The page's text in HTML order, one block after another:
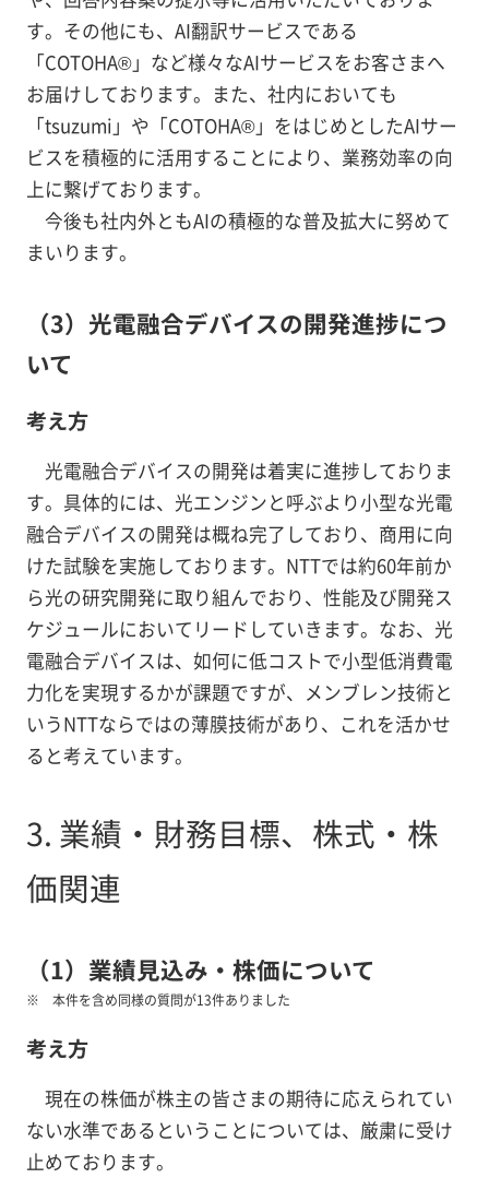
す。その他にも、AI翻訳サービスである
「COTOHA®」など様々なAIサービスをお客さまへ
お届けしております。また、社内においても
「tsuzumi」や「COTOHA®」をはじめとしたAIサー
ビスを積極的に活用することにより、業務効率の向
上に繋げております。
今後も社内外ともAIの積極的な普及拡大に努めて
まいります。
（3）光電融合デバイスの開発進捗につ
いて
考え方
光電融合デバイスの開発は着実に進捗しておりま
す。具体的には、光エンジンと呼ぶより小型な光電
融合デバイスの開発は概ね完了しており、商用に向
けた試験を実施しております。NTTでは約60年前か
ら光の研究開発に取り組んでおり、性能及び開発ス
ケジュールにおいてリードしていきます。なお、光
電融合デバイスは、如何に低コストで小型低消費電
力化を実現するかが課題ですが、メンブレン技術と
いうNTTならではの薄膜技術があり、これを活かせ
ると考えています。
3. 業績・財務目標、株式・株
価関連
（1）業績見込み・株価について
本件を含め同様の質問が13件ありました
考え方
現在の株価が株主の皆さまの期待に応えられてい
ない水準であるということについては、厳粛に受け
止めております。